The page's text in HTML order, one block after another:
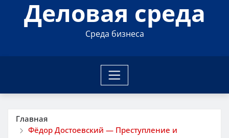
Деловая среда
Среда бизнеса
Главная
Фёдор Достоевский — Преступление и